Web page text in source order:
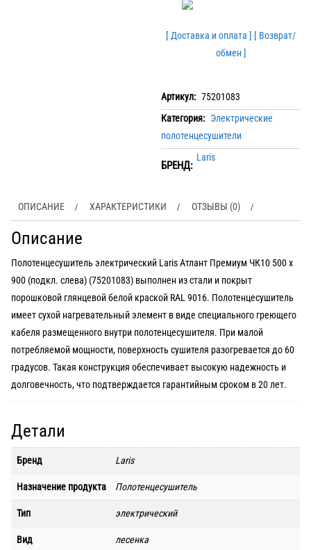
[ Доставка и оплата ] [ Возврат/
обмен ]
Артикул: 75201083
Категория: Электрические
полотенцесушители
БРЕНД:
Laris
ОПИСАНИЕ ХАРАКТЕРИСТИКИ ОТЗЫВЫ (0)
Описание
Полотенцесушитель электрический Laris Атлант Премиум ЧК10 500 х
900 (подкл. слева) (75201083) выполнен из стали и покрыт
порошковой глянцевой белой краской RAL 9016. Полотенцесушитель
имеет сухой нагревательный элемент в виде специального греющего
кабеля размещенного внутри полотенцесушителя. При малой
потребляемой мощности, поверхность сушителя разогревается до 60
градусов. Такая конструкция обеспечивает высокую надежность и
долговечность, что подтверждается гарантийным сроком в 20 лет.
Детали
Бренд Laris
Назначение продукта Полотенцесушитель
Тип электрический
Вид лесенка